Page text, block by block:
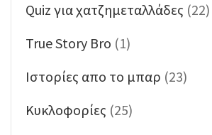
Quiz για χατζημεταλλάδες (22)
True Story Bro (1)
Ιστορίες απο το μπαρ (23)
Κυκλοφορίες (25)